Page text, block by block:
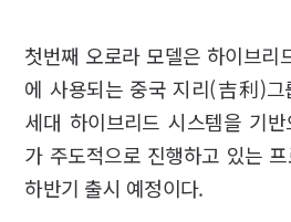
첫번째 오로라 모델은 하이브리
에 사용되는 중국 지리(吉利)그
세대 하이브리드 시스템을 기
가 주도적으로 진행하고 있는
하반기 출시 예정이다.